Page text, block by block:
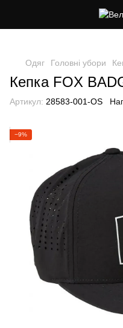
Одяг Головні убори
Кепка FOX
Артикул: 28583-001-OS
−9%